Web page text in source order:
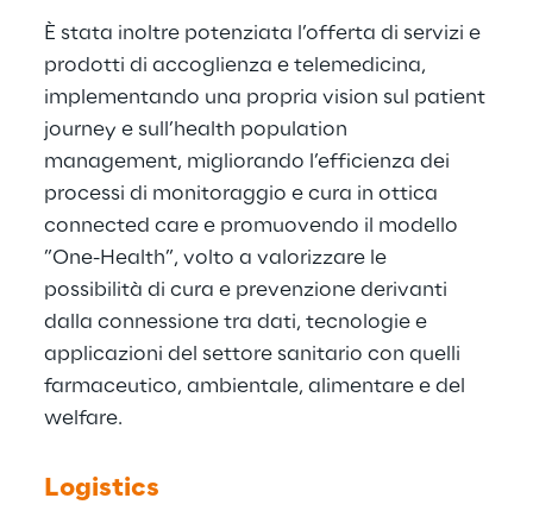
È stata inoltre potenziata l’offerta di servizi e
prodotti di accoglienza e telemedicina,
implementando una propria vision sul patient
journey e sull’health population
management, migliorando l’efficienza dei
processi di monitoraggio e cura in ottica
connected care e promuovendo il modello
”One-Health”, volto a valorizzare le
possibilità di cura e prevenzione derivanti
dalla connessione tra dati, tecnologie e
applicazioni del settore sanitario con quelli
farmaceutico, ambientale, alimentare e del
welfare.
Logistics